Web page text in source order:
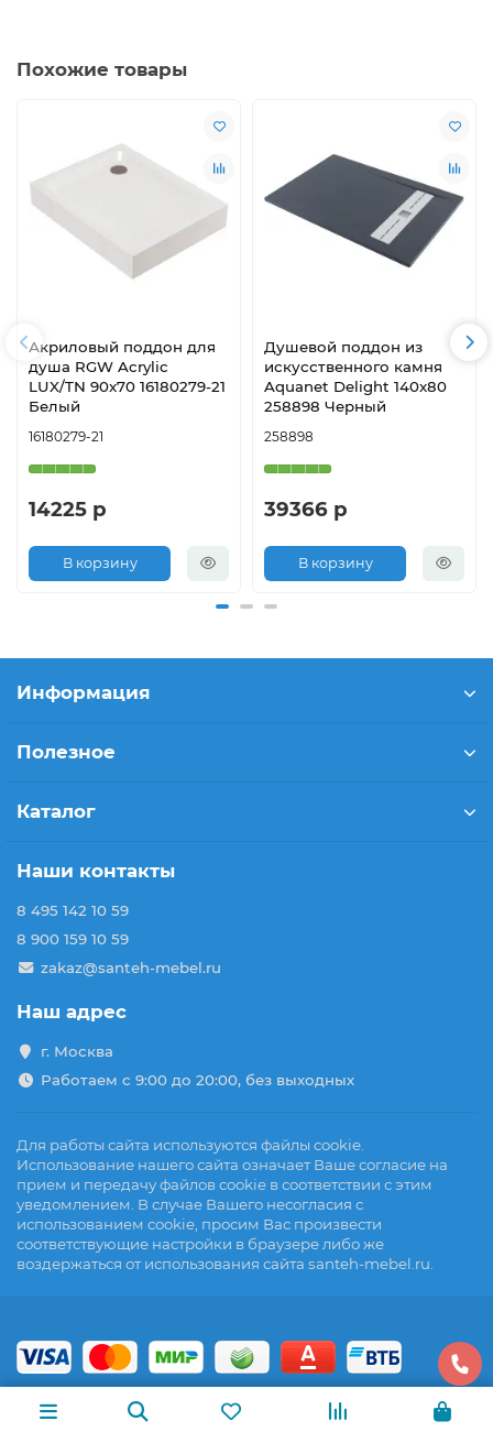
Похожие товары
Акриловый поддон для
душа RGW Acrylic
LUX/TN 90x70 16180279-21
Белый
16180279-21
14225 р
В корзину
Душевой поддон из
искусственного камня
Aquanet Delight 140x80
258898 Черный
258898
39366 р
В корзину
Информация
Полезное
Каталог
Наши контакты
8 495 142 10 59
8 900 159 10 59
zakaz@santeh-mebel.ru
Наш адрес
г. Москва
Работаем с 9:00 до 20:00, без выходных
Для работы сайта используются файлы cookie.
Использование нашего сайта означает Ваше согласие на
прием и передачу файлов cookie в соответствии с этим
уведомлением. В случае Вашего несогласия с
использованием cookie, просим Вас произвести
соответствующие настройки в браузере либо же
воздержаться от использования сайта santeh-mebel.ru.